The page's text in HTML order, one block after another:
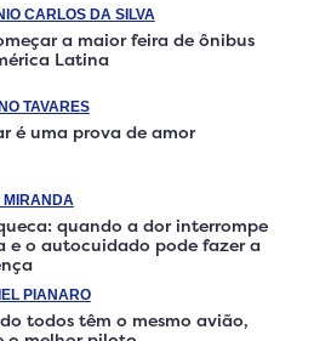
CARLOS DA SILVA
a maior feira de ônibus
Latina
TAVARES
é uma prova de amor
MIRANDA
quando a dor interrompe
e o autocuidado pode fazer a
PIANARO
todos têm o mesmo avião,